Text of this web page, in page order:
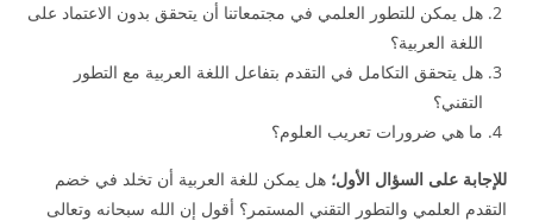
هل يمكن للتطور العلمي في مجتمعاتنا أن يتحقق بدون الاعتماد على
اللغة العربية؟
هل يتحقق التكامل في التقدم بتفاعل اللغة العربية مع التطور
التقني؟
ما هي ضرورات تعريب العلوم؟
للإجابة على السؤال الأول؛ هل يمكن للغة العربية أن تخلد في خضم
التقدم العلمي والتطور التقني المستمر؟ أقول إن الله سبحانه وتعالى